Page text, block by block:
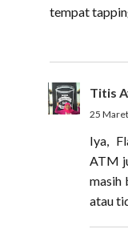
tempat
Titis
25
Iya,
ATM
masih
atau